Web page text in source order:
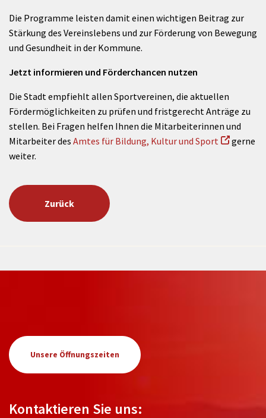
Die Programme leisten damit einen wichtigen Beitrag zur
Stärkung des Vereinslebens und zur Förderung von Bewegung
und Gesundheit in der Kommune.
Jetzt informieren und Förderchancen nutzen
Die Stadt empfiehlt allen Sportvereinen, die aktuellen
Fördermöglichkeiten zu prüfen und fristgerecht Anträge zu
stellen. Bei Fragen helfen Ihnen die Mitarbeiterinnen und
Mitarbeiter des Amtes für Bildung, Kultur und Sport
gerne
weiter.
Zurück
Unsere Öffnungszeiten
Kontaktieren Sie uns: